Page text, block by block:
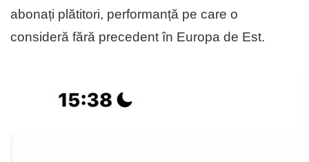
abonați plătitori, performanță pe care o
consideră fără precedent în Europa de Est.